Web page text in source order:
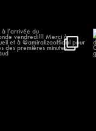
à l’arrivée du...